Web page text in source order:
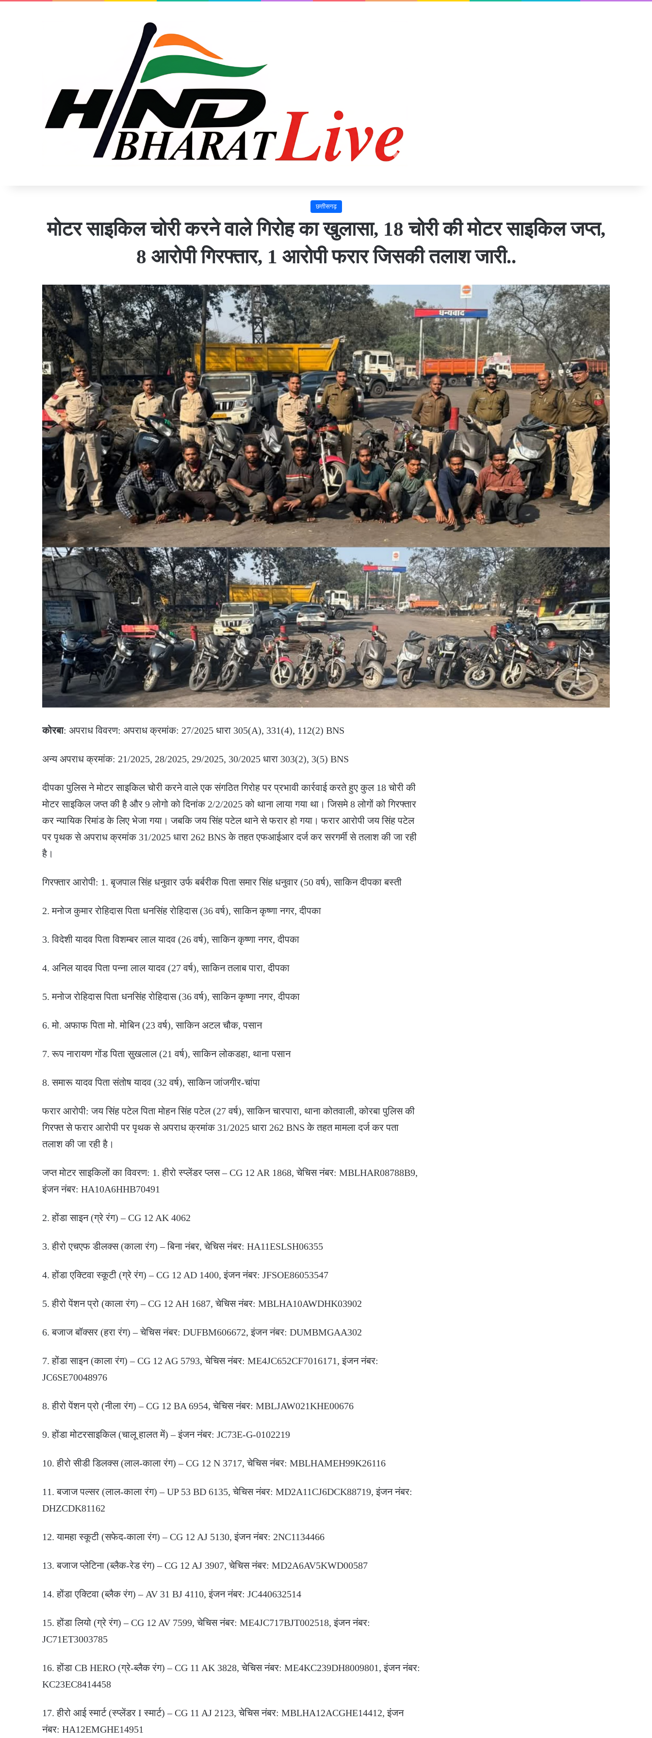
छत्तीसगढ़
मोटर साइकिल चोरी करने वाले गिरोह का खुलासा, 18 चोरी की मोटर साइकिल जप्त,
8 आरोपी गिरफ्तार, 1 आरोपी फरार जिसकी तलाश जारी..
कोरबा: अपराध विवरण: अपराध क्रमांक: 27/2025 धारा 305(A), 331(4), 112(2) BNS
अन्य अपराध क्रमांक: 21/2025, 28/2025, 29/2025, 30/2025 धारा 303(2), 3(5) BNS
दीपका पुलिस ने मोटर साइकिल चोरी करने वाले एक संगठित गिरोह पर प्रभावी कार्रवाई करते हुए कुल 18 चोरी की
मोटर साइकिल जप्त की है और 9 लोगो को दिनांक 2/2/2025 को थाना लाया गया था। जिसमे 8 लोगों को गिरफ्तार
कर न्यायिक रिमांड के लिए भेजा गया। जबकि जय सिंह पटेल थाने से फरार हो गया। फरार आरोपी जय सिंह पटेल
पर पृथक से अपराध क्रमांक 31/2025 धारा 262 BNS के तहत एफआईआर दर्ज कर सरगर्मी से तलाश की जा रही
है।
गिरफ्तार आरोपी: 1. बृजपाल सिंह धनुवार उर्फ बर्बरीक पिता समार सिंह धनुवार (50 वर्ष), साकिन दीपका बस्ती
2. मनोज कुमार रोहिदास पिता धनसिंह रोहिदास (36 वर्ष), साकिन कृष्णा नगर, दीपका
3. विदेशी यादव पिता विशम्बर लाल यादव (26 वर्ष), साकिन कृष्णा नगर, दीपका
4. अनिल यादव पिता पन्ना लाल यादव (27 वर्ष), साकिन तलाब पारा, दीपका
5. मनोज रोहिदास पिता धनसिंह रोहिदास (36 वर्ष), साकिन कृष्णा नगर, दीपका
6. मो. अफाफ पिता मो. मोबिन (23 वर्ष), साकिन अटल चौक, पसान
7. रूप नारायण गोंड पिता सुखलाल (21 वर्ष), साकिन लोकडहा, थाना पसान
8. समारू यादव पिता संतोष यादव (32 वर्ष), साकिन जांजगीर-चांपा
फरार आरोपी: जय सिंह पटेल पिता मोहन सिंह पटेल (27 वर्ष), साकिन चारपारा, थाना कोतवाली, कोरबा पुलिस की
गिरफ्त से फरार आरोपी पर पृथक से अपराध क्रमांक 31/2025 धारा 262 BNS के तहत मामला दर्ज कर पता
तलाश की जा रही है।
जप्त मोटर साइकिलों का विवरण: 1. हीरो स्प्लेंडर प्लस – CG 12 AR 1868, चेचिस नंबर: MBLHAR08788B9,
इंजन नंबर: HA10A6HHB70491
2. होंडा साइन (ग्रे रंग) – CG 12 AK 4062
3. हीरो एचएफ डीलक्स (काला रंग) – बिना नंबर, चेचिस नंबर: HA11ESLSH06355
4. होंडा एक्टिवा स्कूटी (ग्रे रंग) – CG 12 AD 1400, इंजन नंबर: JFSOE86053547
5. हीरो पेंशन प्रो (काला रंग) – CG 12 AH 1687, चेचिस नंबर: MBLHA10AWDHK03902
6. बजाज बॉक्सर (हरा रंग) – चेचिस नंबर: DUFBM606672, इंजन नंबर: DUMBMGAA302
7. होंडा साइन (काला रंग) – CG 12 AG 5793, चेचिस नंबर: ME4JC652CF7016171, इंजन नंबर:
JC6SE70048976
8. हीरो पेंशन प्रो (नीला रंग) – CG 12 BA 6954, चेचिस नंबर: MBLJAW021KHE00676
9. होंडा मोटरसाइकिल (चालू हालत में) – इंजन नंबर: JC73E-G-0102219
10. हीरो सीडी डिलक्स (लाल-काला रंग) – CG 12 N 3717, चेचिस नंबर: MBLHAMEH99K26116
11. बजाज पल्सर (लाल-काला रंग) – UP 53 BD 6135, चेचिस नंबर: MD2A11CJ6DCK88719, इंजन नंबर:
DHZCDK81162
12. यामहा स्कूटी (सफेद-काला रंग) – CG 12 AJ 5130, इंजन नंबर: 2NC1134466
13. बजाज प्लेटिना (ब्लैक-रेड रंग) – CG 12 AJ 3907, चेचिस नंबर: MD2A6AV5KWD00587
14. होंडा एक्टिवा (ब्लैक रंग) – AV 31 BJ 4110, इंजन नंबर: JC440632514
15. होंडा लियो (ग्रे रंग) – CG 12 AV 7599, चेचिस नंबर: ME4JC717BJT002518, इंजन नंबर:
JC71ET3003785
16. होंडा CB HERO (ग्रे-ब्लैक रंग) – CG 11 AK 3828, चेचिस नंबर: ME4KC239DH8009801, इंजन नंबर:
KC23EC8414458
17. हीरो आई स्मार्ट (स्प्लेंडर I स्मार्ट) – CG 11 AJ 2123, चेचिस नंबर: MBLHA12ACGHE14412, इंजन
नंबर: HA12EMGHE14951